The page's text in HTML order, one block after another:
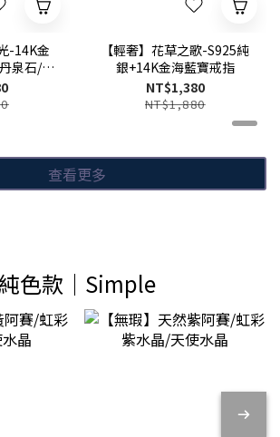
-14K金
泉石/海
【輕奢】花草之歌-S925純
銀+14K金海藍寶戒指
NT$1,380
NT$1,880
查看更多
色款｜Simple